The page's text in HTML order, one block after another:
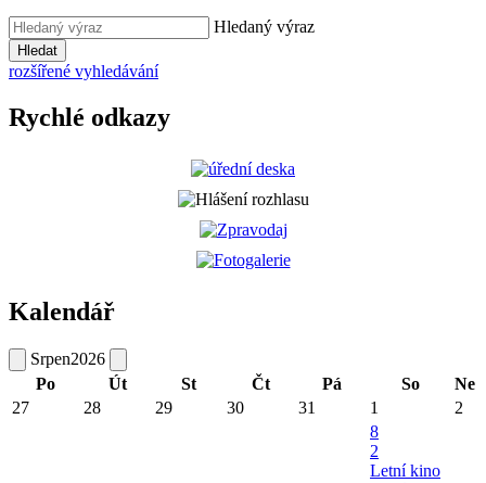
Hledaný výraz
Hledat
rozšířené vyhledávání
Rychlé odkazy
Kalendář
Srpen2026
Po
Út St Čt Pá So
Ne
27
28 29 30 31 1 2
8
2
Letní kino